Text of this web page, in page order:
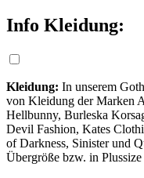
Info Kleidung:
Kleidung: In unserem
von Kleidung der Marken
Hellbunny, Burleska
Devil Fashion, Kates
of Darkness, Sinister und
Übergröße bzw. in